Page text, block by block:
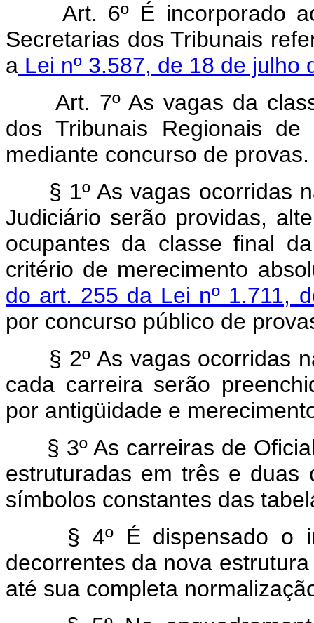
Art. 6º É incorporado
Secretarias dos Tribunais
a Lei nº 3.587, de 18 de julho
Art. 7º As vagas da
dos Tribunais Regionais
mediante concurso de provas.
§ 1º As vagas ocorridas
Judiciário serão providas,
ocupantes da classe final
critério de merecimento
do art. 255 da Lei nº 1.711,
por concurso público de
§ 2º As vagas ocorridas
cada carreira serão
por antigüidade e
§ 3º As carreiras de
estruturadas em três e duas
símbolos constantes das
§ 4º É dispensado o
decorrentes da nova
até sua completa